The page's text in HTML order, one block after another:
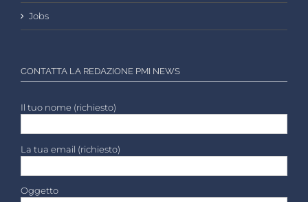
Jobs
CONTATTA LA REDAZIONE PMI NEWS
Il tuo nome (richiesto)
La tua email (richiesto)
Oggetto